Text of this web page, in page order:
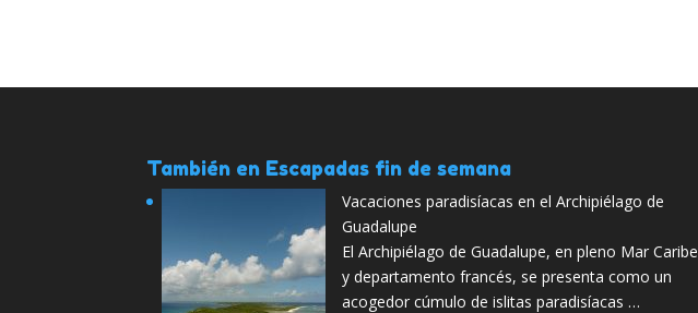
También en Escapadas fin de semana
Vacaciones paradisíacas en el Archipiélago de
Guadalupe
El Archipiélago de Guadalupe, en pleno Mar Caribe
y departamento francés, se presenta como un
acogedor cúmulo de islitas paradisíacas …